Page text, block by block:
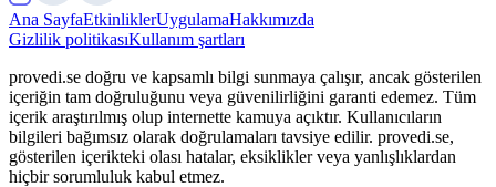
Ana SayfaEtkinliklerUygulamaHakkımızda
Gizlilik politikasıKullanım şartları
provedi.se doğru ve kapsamlı bilgi sunmaya çalışır, ancak gösterilen
içeriğin tam doğruluğunu veya güvenilirliğini garanti edemez. Tüm
içerik araştırılmış olup internette kamuya açıktır. Kullanıcıların
bilgileri bağımsız olarak doğrulamaları tavsiye edilir. provedi.se,
gösterilen içerikteki olası hatalar, eksiklikler veya yanlışlıklardan
hiçbir sorumluluk kabul etmez.